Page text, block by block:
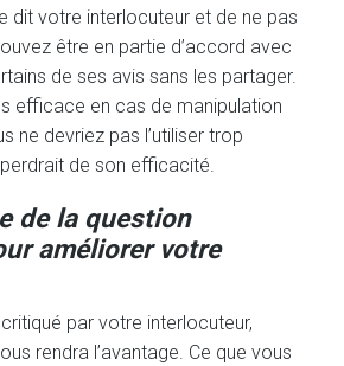
dit votre interlocuteur et de ne pas
être en partie d’accord avec
de ses avis sans les partager.
efficace en cas de manipulation
ne devriez pas l’utiliser trop
de son efficacité.
de la question
améliorer votre
par votre interlocuteur,
rendra l’avantage. Ce que vous